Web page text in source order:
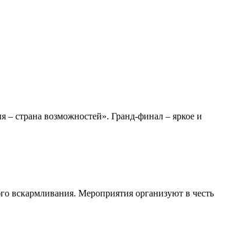
страна возможностей». Гранд-финал – яркое и
вскармливания. Мероприятия организуют в честь